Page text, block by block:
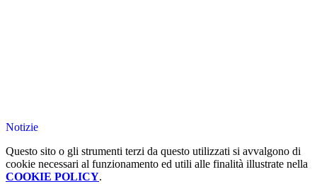
Notizie
Questo sito o gli strumenti terzi da questo utilizzati si avvalgono di
cookie necessari al funzionamento ed utili alle finalità illustrate nella
COOKIE POLICY.